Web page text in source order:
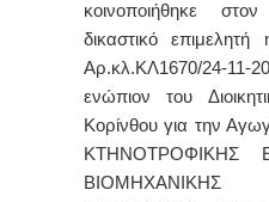
κοινοποιήθηκε
δικαστικό
Αρ.κλ.ΚΛ1670/24-
ενώπιον του
Κορίνθου για την
ΚΤΗΝΟΤΡΟΦΙΚΗΣ